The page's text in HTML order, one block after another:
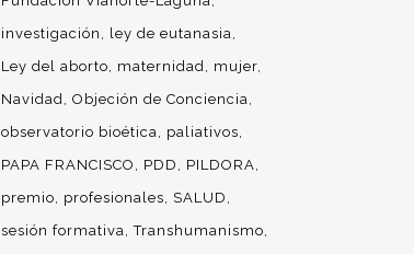
investigación
ley de eutanasia
Ley del aborto
maternidad
mujer
Navidad Objeción de Conciencia
observatorio bioética
paliativos
PAPA FRANCISCO
PDD
PILDORA
premio
profesionales
SALUD
sesión formativa Transhumanismo